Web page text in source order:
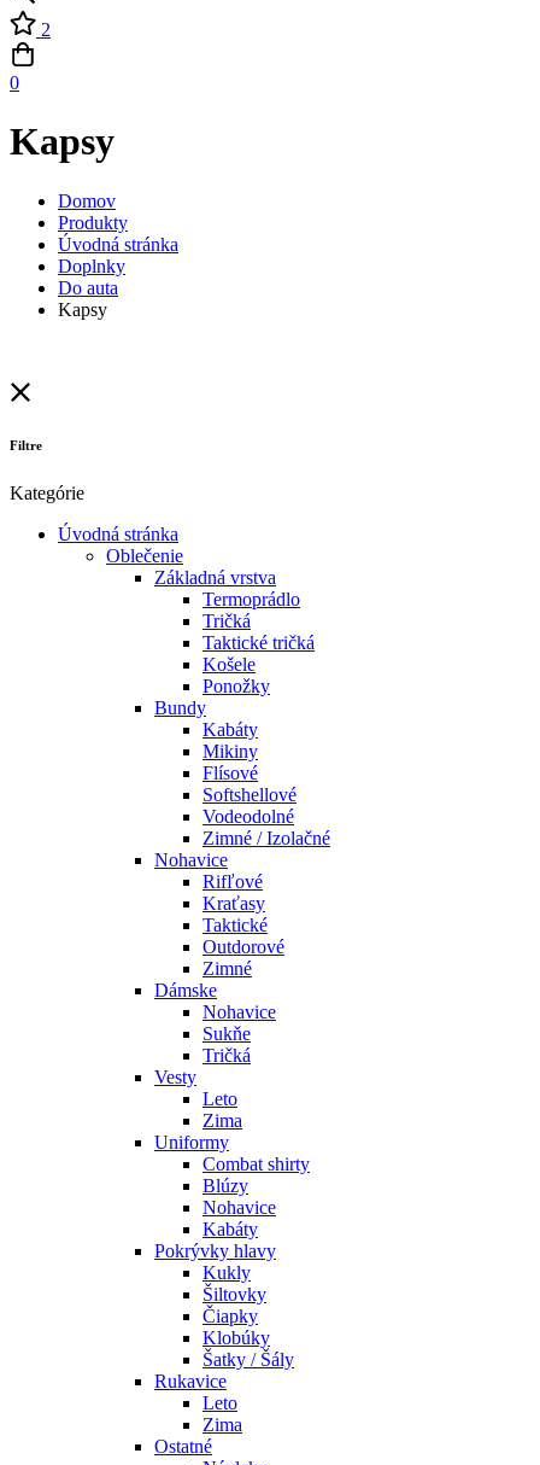
2
0
Kapsy
Domov
Produkty
Úvodná stránka
Doplnky
Do auta
Kapsy
Filtre
Kategórie
Úvodná stránka
Oblečenie
Základná vrstva
Termoprádlo
Tričká
Taktické tričká
Košele
Ponožky
Bundy
Kabáty
Mikiny
Flísové
Softshellové
Vodeodolné
Zimné / Izolačné
Nohavice
Rifľové
Kraťasy
Taktické
Outdorové
Zimné
Dámske
Nohavice
Sukňe
Tričká
Vesty
Leto
Zima
Uniformy
Combat shirty
Blúzy
Nohavice
Kabáty
Pokrývky hlavy
Kukly
Šiltovky
Čiapky
Klobúky
Šatky / Šály
Rukavice
Leto
Zima
Ostatné